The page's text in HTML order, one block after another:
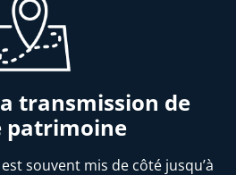
transmission de
patrimoine
souvent mis de côté jusqu’à